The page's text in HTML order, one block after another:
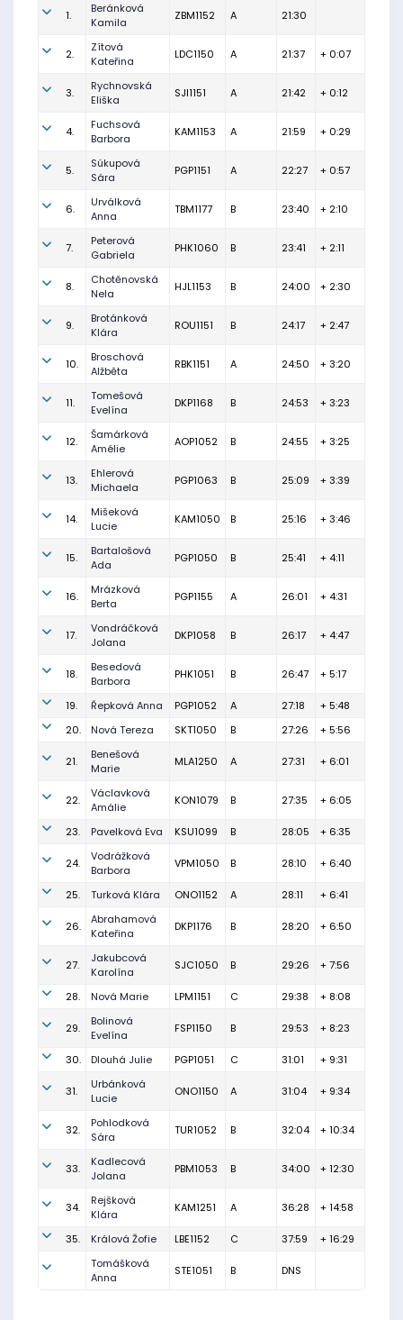
1.
Beránková
Kamila
ZBM1152 A 21:30
2.
Zítová
Kateřina
LDC1150 A 21:37 + 0:07
3.
Rychnovská
Eliška
SJI1151 A 21:42 + 0:12
4.
Fuchsová
Barbora
KAM1153 A 21:59 + 0:29
5.
Súkupová
Sára
PGP1151 A 22:27 + 0:57
6.
Urválková
Anna
TBM1177 B 23:40 + 2:10
7.
Peterová
Gabriela
PHK1060 B 23:41 + 2:11
8.
Chotěnovská
Nela
HJL1153 B 24:00 + 2:30
9.
Brotánková
Klára
ROU1151 B 24:17 + 2:47
10.
Broschová
Alžběta
RBK1151 A 24:50 + 3:20
11.
Tomešová
Evelína
DKP1168 B 24:53 + 3:23
12.
Šamárková
Amélie
AOP1052 B 24:55 + 3:25
13.
Ehlerová
Michaela
PGP1063 B 25:09 + 3:39
14.
Mišeková
Lucie
KAM1050 B 25:16 + 3:46
15.
Bartalošová
Ada
PGP1050 B 25:41 + 4:11
16.
Mrázková
Berta
PGP1155 A 26:01 + 4:31
17.
Vondráčková
Jolana
DKP1058 B 26:17 + 4:47
18.
Besedová
Barbora
PHK1051 B 26:47 + 5:17
19. Řepková Anna PGP1052 A 27:18
+ 5:48
20.
Nová Tereza SKT1050 B 27:26 + 5:56
21.
Benešová
Marie
MLA1250 A 27:31 + 6:01
22.
Václavková
Amálie
KON1079 B 27:35 + 6:05
23. Pavelková Eva KSU1099 B 28:05 + 6:35
24.
Vodrážková
Barbora
VPM1050 B 28:10 + 6:40
25. Turková Klára ONO1152 A 28:11 + 6:41
26.
Abrahamová
Kateřina
DKP1176 B 28:20 + 6:50
27.
Jakubcová
Karolína
SJC1050 B 29:26 + 7:56
28. Nová Marie LPM1151 C 29:38 + 8:08
29.
Bolinová
Evelína
FSP1150 B 29:53 + 8:23
30. Dlouhá Julie PGP1051 C 31:01 + 9:31
31.
Urbánková
Lucie
ONO1150 A 31:04 + 9:34
32.
Pohlodková
Sára
TUR1052 B 32:04 + 10:34
33.
Kadlecová
Jolana
PBM1053 B 34:00 + 12:30
34.
Rejšková
Klára
KAM1251 A 36:28 + 14:58
35. Králová Žofie LBE1152 C 37:59
+ 16:29
Tomášková
Anna
STE1051 B DNS